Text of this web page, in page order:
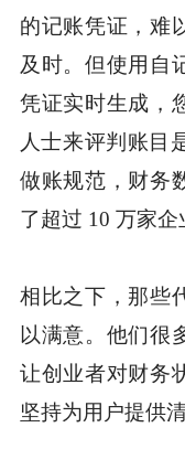
的记账凭证，难
及时。但使用自
凭证实时生成，
人士来评判账目
做账规范，财务
了超过 10 万家企
相比之下，那些
以满意。他们很
让创业者对财务
坚持为用户提供